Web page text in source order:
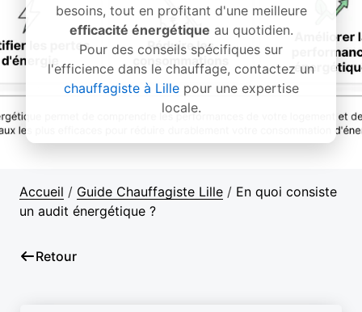
besoins, tout en profitant d'une meilleure
efficacité énergétique au quotidien.
Pour des conseils spécifiques sur
l'efficience dans le chauffage, contactez un
chauffagiste à Lillepour une expertise
locale.
Accueil / Guide Chauffagiste Lille / En quoi consiste
un audit énergétique ?
Retour